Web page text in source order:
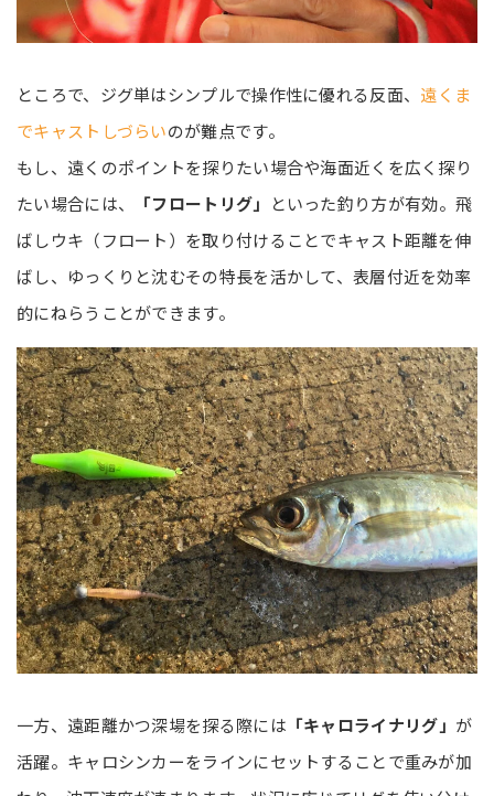
ところで、ジグ単はシンプルで操作性に優れる反面、 遠くま
でキャストしづらいのが難点です。
もし、遠くのポイントを探りたい場合や海面近くを広く探り
たい場合には、
「フロートリグ」
といった釣り方が有効。飛
ばしウキ（フロート）を取り付けることでキャスト距離を伸
ばし、ゆっくりと沈むその特長を活かして、表層付近を効率
的にねらうことができます。
一方、遠距離かつ深場を探る際には 「キャロライナリグ」 が
活躍。キャロシンカーをラインにセットすることで重みが加